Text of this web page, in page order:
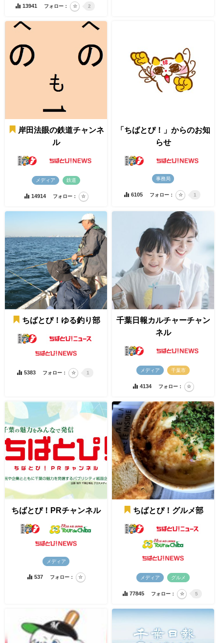
13941 フォロー： 2
岸田法眼の鉄道チャンネ
ル
メディア 鉄道
14914 フォロー：
「ちばとぴ！」からのお知
らせ
事務局
6105 フォロー： 1
ちばとぴ！ゆる釣り部
5383 フォロー： 1
千葉日報カルチャーチャン
ネル
メディア 千葉市
4134 フォロー：
ちばとぴ！PRチャンネル
メディア
537 フォロー：
ちばとぴ！グルメ部
メディア グルメ
77845 フォロー： 5